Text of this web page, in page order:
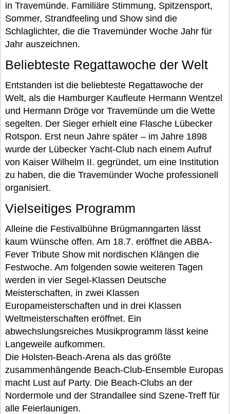
in Travemünde. Familiäre Stimmung, Spitzensport,
Sommer, Strandfeeling und Show sind die
Schlaglichter, die die Travemünder Woche Jahr für
Jahr auszeichnen.
Beliebteste Regattawoche der Welt
Entstanden ist die beliebteste Regattawoche der
Welt, als die Hamburger Kaufleute Hermann Wentzel
und Hermann Dröge vor Travemünde um die Wette
segelten. Der Sieger erhielt eine Flasche Lübecker
Rotspon. Erst neun Jahre später – im Jahre 1898
wurde der Lübecker Yacht-Club nach einem Aufruf
von Kaiser Wilhelm II. gegründet, um eine Institution
zu haben, die die Travemünder Woche professionell
organisiert.
Vielseitiges Programm
Alleine die Festivalbühne Brügmanngarten lässt
kaum Wünsche offen. Am 18.7. eröffnet die ABBA-
Fever Tribute Show mit nordischen Klängen die
Festwoche. Am folgenden sowie weiteren Tagen
werden in vier Segel-Klassen Deutsche
Meisterschaften, in zwei Klassen
Europameisterschaften und in drei Klassen
Weltmeisterschaften eröffnet. Ein
abwechslungsreiches Musikprogramm lässt keine
Langeweile aufkommen.
Die Holsten-Beach-Arena als das größte
zusammenhängende Beach-Club-Ensemble Europas
macht Lust auf Party. Die Beach-Clubs an der
Nordermole und der Strandallee sind Szene-Treff für
alle Feierlaunigen.